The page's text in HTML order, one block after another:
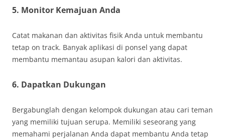
5. Monitor Kemajuan Anda
Catat makanan dan aktivitas fisik Anda untuk membantu
tetap on track. Banyak aplikasi di ponsel yang dapat
membantu memantau asupan kalori dan aktivitas.
6. Dapatkan Dukungan
Bergabunglah dengan kelompok dukungan atau cari teman
yang memiliki tujuan serupa. Memiliki seseorang yang
memahami perjalanan Anda dapat membantu Anda tetap